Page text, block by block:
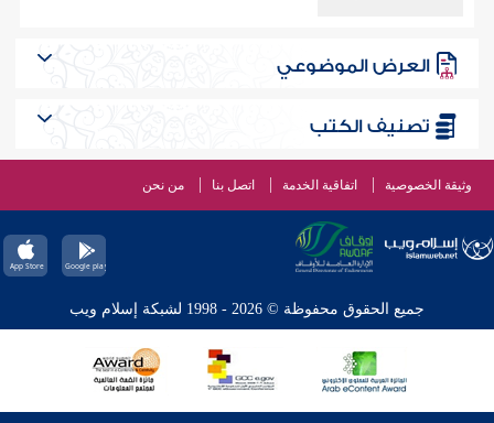
العرض الموضوعي
تصنيف الكتب
وثيقة الخصوصية اتفاقية الخدمة اتصل بنا من نحن
جميع الحقوق محفوظة © 2026 - 1998 لشبكة إسلام ويب